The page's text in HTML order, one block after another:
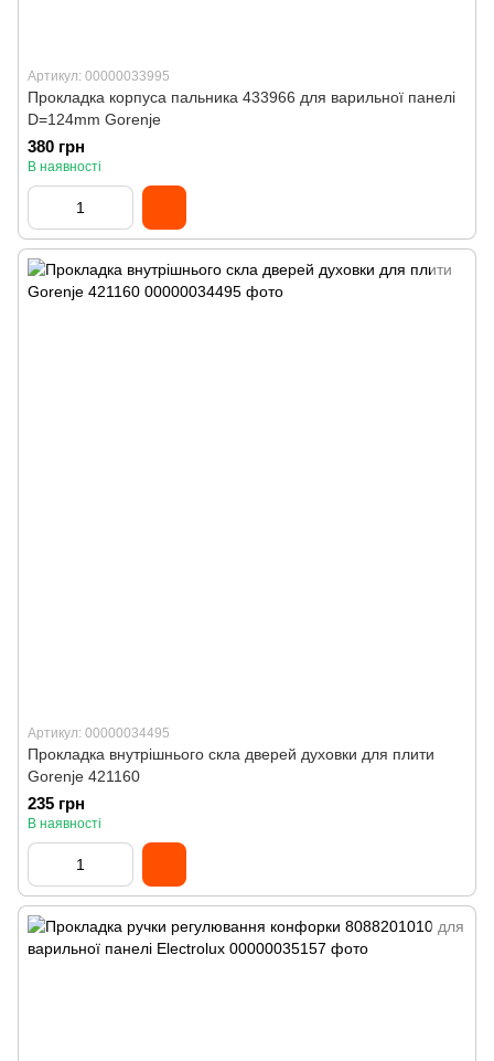
Артикул: 00000033995
Прокладка корпуса пальника 433966 для варильної панелі
D=124mm Gorenje
380 грн
В наявності
Артикул: 00000034495
Прокладка внутрішнього скла дверей духовки для плити
Gorenje 421160
235 грн
В наявності